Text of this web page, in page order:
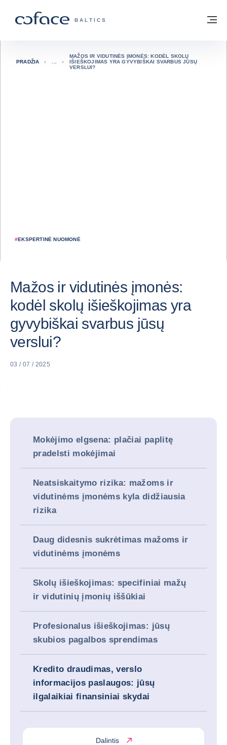
„COFACE“ FOR TRADE - GRUPĖS
BALTICS
Grįžti į pradžią
#EKSPERTINĖ NUOMONĖ
PRADŽIA
MAŽOS IR VIDUTINĖS ĮMONĖS: KODĖL SKOLŲ
IŠIEŠKOJIMAS YRA GYVYBIŠKAI SVARBUS JŪSŲ
VERSLUI?
Mažos ir vidutinės įmonės:
kodėl skolų išieškojimas yra
gyvybiškai svarbus jūsų
verslui?
03 / 07 / 2025
Mokėjimo elgsena: plačiai paplitę
pradelsti mokėjimai
Neatsiskaitymo rizika: mažoms ir
vidutinėms įmonėms kyla didžiausia
rizika
Daug didesnis sukrėtimas mažoms ir
vidutinėms įmonėms
Skolų išieškojimas: specifiniai mažų
ir vidutinių įmonių iššūkiai
Profesionalus išieškojimas: jūsų
skubios pagalbos sprendimas
Kredito draudimas, verslo
informacijos paslaugos: jūsų
ilgalaikiai finansiniai skydai
Dalintis